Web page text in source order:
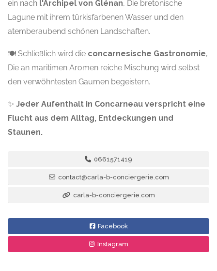
ein nach l'Archipel von Glénan, Die bretonische
Lagune mit ihrem türkisfarbenen Wasser und den
atemberaubend schönen Landschaften.
🍽️ Schließlich wird die concarnesische Gastronomie,
Die an maritimen Aromen reiche Mischung wird selbst
den verwöhntesten Gaumen begeistern.
✨ Jeder Aufenthalt in Concarneau verspricht eine
Flucht aus dem Alltag, Entdeckungen und
Staunen.
0661571419
contact@carla-b-conciergerie.com
carla-b-conciergerie.com
Facebook
Instagram